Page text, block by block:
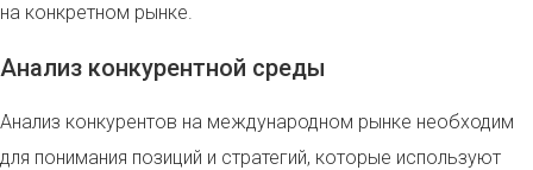
на конкретном рынке.
Анализ конкурентной среды
Анализ конкурентов на международном рынке необходим
для понимания позиций и стратегий, которые используют